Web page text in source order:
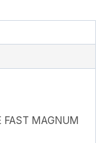
FAST MAGNUM